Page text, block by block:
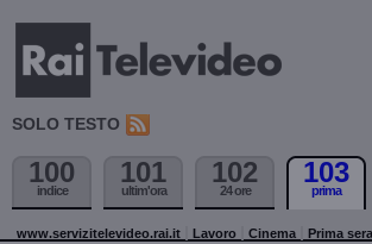
SOLO TESTO
100
indice
101
ultim'ora
102
24 ore
103
prima
www.servizitelevideo.rai.it Lavoro Cinema Prima